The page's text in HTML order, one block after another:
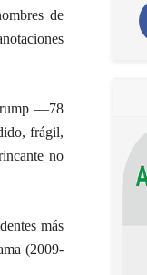
de
—78
frágil,
no
más
(2009-